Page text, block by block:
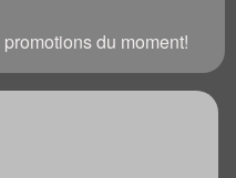
du moment!